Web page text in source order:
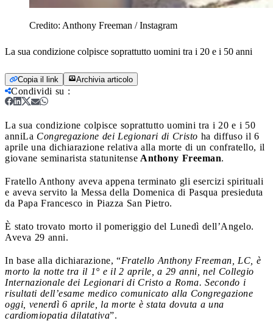
Credito: Anthony Freeman / Instagram
La sua condizione colpisce soprattutto uomini tra i 20 e i 50 anni
Copia il link Archivia articolo
Condividi su :
La sua condizione colpisce soprattutto uomini tra i 20 e i 50
anniLa Congregazione dei Legionari di Cristo ha diffuso il 6
aprile una dichiarazione relativa alla morte di un confratello, il
giovane seminarista statunitense Anthony Freeman.
Fratello Anthony aveva appena terminato gli esercizi spirituali
e aveva servito la Messa della Domenica di Pasqua presieduta
da Papa Francesco in Piazza San Pietro.
È stato trovato morto il pomeriggio del Lunedì dell’Angelo.
Aveva 29 anni.
In base alla dichiarazione, “Fratello Anthony Freeman, LC, è
morto la notte tra il 1° e il 2 aprile, a 29 anni, nel Collegio
Internazionale dei Legionari di Cristo a Roma. Secondo i
risultati dell’esame medico comunicato alla Congregazione
oggi, venerdì 6 aprile, la morte è stata dovuta a una
cardiomiopatia dilatativa”.